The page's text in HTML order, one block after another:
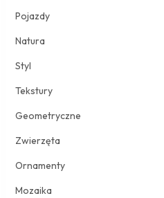
Pojazdy
Natura
Styl
Tekstury
Geometryczne
Zwierzęta
Ornamenty
Mozaika